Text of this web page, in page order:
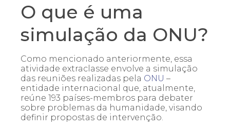
O que é uma
simulação da ONU?
Como mencionado anteriormente, essa
atividade extraclasse envolve a simulação
das reuniões realizadas pela ONU –
entidade internacional que, atualmente,
reúne 193 países-membros para debater
sobre problemas da humanidade, visando
definir propostas de intervenção.